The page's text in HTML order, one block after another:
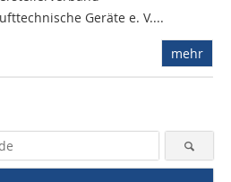
Geräte e. V....
mehr